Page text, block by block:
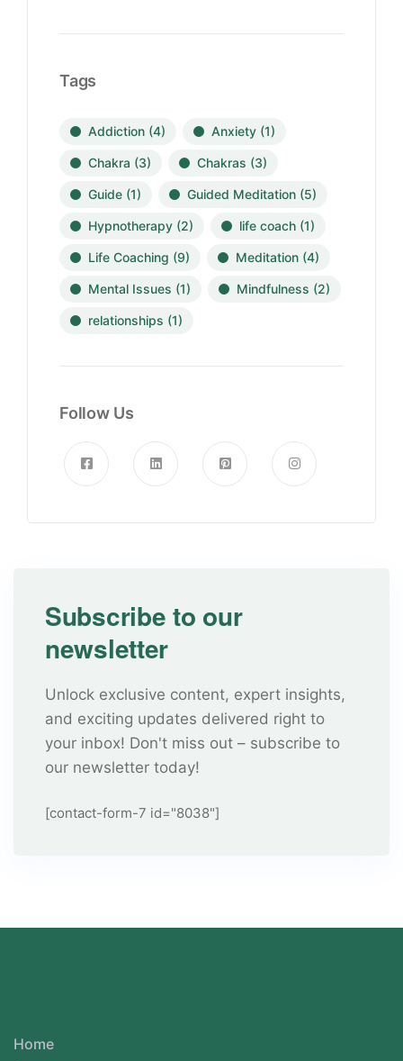
Tags
Addiction (4) Anxiety (1)
Chakra (3) Chakras (3)
Guide (1) Guided Meditation (5)
Hypnotherapy (2) life coach (1)
Life Coaching (9) Meditation (4)
Mental Issues (1) Mindfulness (2)
relationships (1)
Follow Us
Subscribe to our
newsletter
Unlock exclusive content, expert insights,
and exciting updates delivered right to
your inbox! Don't miss out – subscribe to
our newsletter today!
[contact-form-7 id="8038"]
Home